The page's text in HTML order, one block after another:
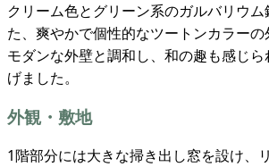
クリーム色とグリーン系のガルバリウ
た、爽やかで個性的なツートンカラー
モダンな外壁と調和し、和の趣も感じ
げました。
外観・敷地
1階部分には大きな掃き出し窓を設け、